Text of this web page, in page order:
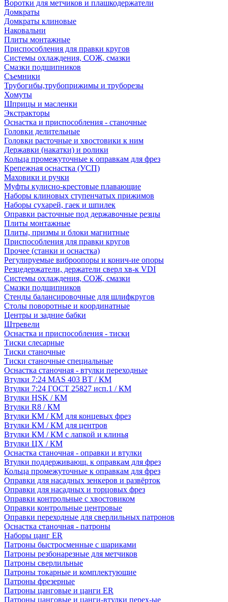
Воротки для метчиков и плашкодержатели
Домкраты
Домкраты клиновые
Наковальни
Плиты монтажные
Приспособления для правки кругов
Системы охлаждения, СОЖ, смазки
Смазки подшипников
Съемники
Трубогибы,трубоприжимы и труборезы
Хомуты
Шприцы и масленки
Экстракторы
Оснастка и приспособления - станочные
Головки делительные
Головки расточные и хвостовики к ним
Державки (накатки) и ролики
Кольца промежуточные к оправкам для фрез
Крепежная оснастка (УСП)
Маховики и ручки
Муфты кулисно-крестовые плавающие
Наборы клиновых ступенчатых прижимов
Наборы сухарей, гаек и шпилек
Оправки расточные под державочные резцы
Плиты монтажные
Плиты, призмы и блоки магнитные
Приспособления для правки кругов
Прочее (станки и оснастка)
Регулируемые виброопоры и конич-ие опоры
Резцедержатели, держатели сверл хв-к VDI
Системы охлаждения, СОЖ, смазки
Смазки подшипников
Стенды балансировочные для шлифкругов
Столы поворотные и координатные
Центры и задние бабки
Штревели
Оснастка и приспособления - тиски
Тиски слесарные
Тиски станочные
Тиски станочные специальные
Оснастка станочная - втулки переходные
Втулки 7:24 MAS 403 BT / КМ
Втулки 7:24 ГОСТ 25827 исп.1 / КМ
Втулки HSK / КМ
Втулки R8 / КМ
Втулки КМ / КМ для концевых фрез
Втулки КМ / КМ для центров
Втулки КМ / КМ с лапкой и клинья
Втулки ЦХ / КМ
Оснастка станочная - оправки и втулки
Втулки поддерживающ. к оправкам для фрез
Кольца промежуточные к оправкам для фрез
Оправки для насадных зенкеров и развёрток
Оправки для насадных и торцовых фрез
Оправки контрольные с хвостовиком
Оправки контрольные центровые
Оправки переходные для сверлильных патронов
Оснастка станочная - патроны
Наборы цанг ER
Патроны быстросменные с шариками
Патроны резбонарезные для метчиков
Патроны сверлильные
Патроны токарные и комплектующие
Патроны фрезерные
Патроны цанговые и цанги ER
Патроны цанговые и цанги-втулки перех-ые